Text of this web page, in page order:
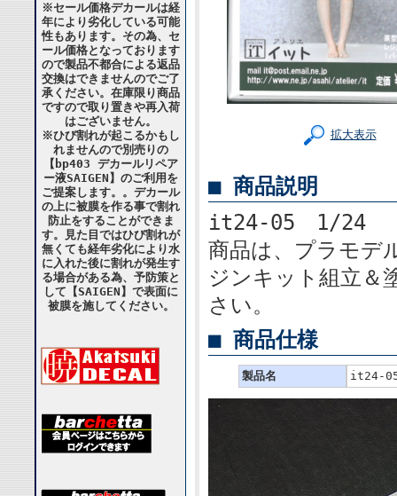
※セール価格デカールは経
年により劣化している可能
性もあります。その為、セ
ール価格となっております
ので製品不都合による返品
交換はできませんのでご了
承ください。在庫限り商品
ですので取り置きや再入荷
はございません。
※ひび割れが起こるかもし
れませんので別売りの
【bp403 デカールリペア
ー液SAIGEN】のご利用を
ご提案します。。デカール
の上に被膜を作る事で割れ
防止をすることができま
す。見た目ではひび割れが
無くても経年劣化により水
に入れた後に割れが発生す
る場合がある為、予防策と
して【SAIGEN】で表面に
被膜を施してください。
拡大表示
■ 商品説明
it24-05 1/24
商品は、プラモデ
ジンキット組立＆
さい。
■ 商品仕様
製品名 it24-